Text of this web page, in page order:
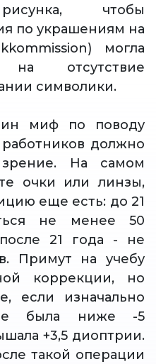
чтобы
по украшениям на
могла
отсутствие
символики.
миф по поводу
должно
На самом
очки или линзы,
еще есть: до 21
не менее 50
21 года - не
Примут на учебу
коррекции, но
если изначально
была ниже -5
+3,5 диоптрии.
такой операции